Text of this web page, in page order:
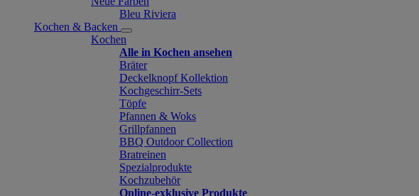
Bleu Riviera
Kochen & Backen
Kochen
Alle in Kochen ansehen
Bräter
Deckelknopf Kollektion
Kochgeschirr-Sets
Töpfe
Pfannen & Woks
Grillpfannen
BBQ Outdoor Collection
Bratreinen
Spezialprodukte
Kochzubehör
Online-exklusive Produkte